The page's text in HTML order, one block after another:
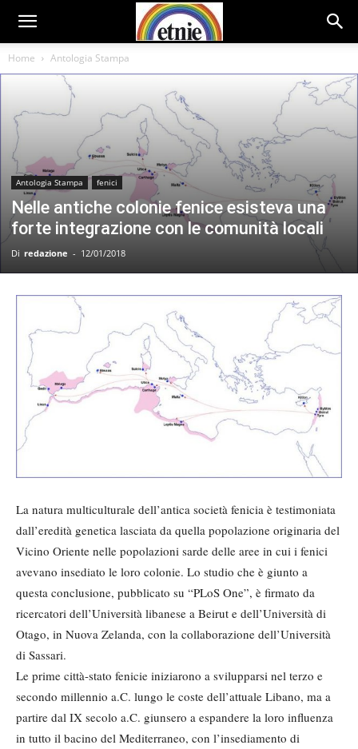
Home Antologia Stampa
Antologia Stampa fenici
Nelle antiche colonie fenice esisteva una
forte integrazione con le comunità locali
Di redazione - 12/01/2018
La natura multiculturale dell’antica società fenicia è testimoniata
dall’eredità genetica lasciata da quella popolazione originaria del
Vicino Oriente nelle popolazioni sarde delle aree in cui i fenici
avevano insediato le loro colonie. Lo studio che è giunto a
questa conclusione, pubblicato su “PLoS One”, è firmato da
ricercatori dell’Università libanese a Beirut e dell’Università di
Otago, in Nuova Zelanda, con la collaborazione dell’Università
di Sassari.
Le prime città-stato fenicie iniziarono a svilupparsi nel terzo e
secondo millennio a.C. lungo le coste dell’attuale Libano, ma a
partire dal IX secolo a.C. giunsero a espandere la loro influenza
in tutto il bacino del Mediterraneo, con l’insediamento di